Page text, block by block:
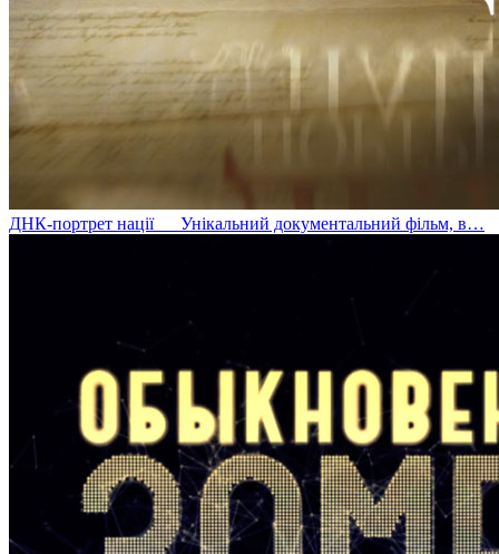
ДНК-портрет нації Унікальний документальний фільм, в…